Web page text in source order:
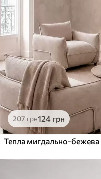
207грн124 грн